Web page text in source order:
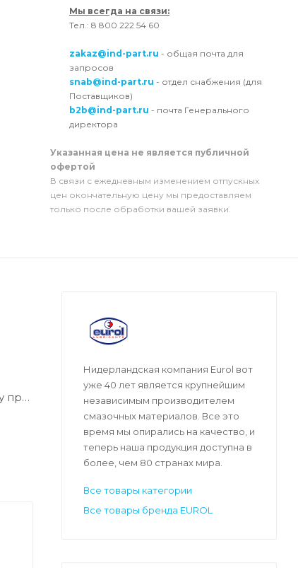
Мы всегда на связи:
Тел.: 8 800 222 54 60
zakaz@ind-part.ru - общая почта для
запросов
snab@ind-part.ru - отдел снабжения (для
Поставщиков)
b2b@ind-part.ru - почта Генерального
директора
Указанная цена не является публичной
офертой
В связи с ежедневным изменением отпускных
цен окончательную цену мы предоставляем
только после обработки вашей заявки.
при
Нидерландская компания Eurol вот
уже 40 лет является крупнейшим
независимым производителем
смазочных материалов. Все это
время мы опирались на качество, и
теперь наша продукция доступна в
более, чем 80 странах мира.
Все товары категории
Все товары бренда EUROL